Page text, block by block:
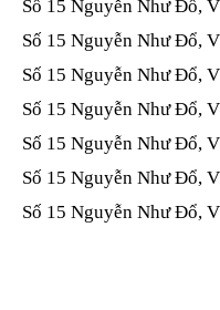
Số 15 Nguyễn Như Đổ,
Số 15 Nguyễn Như Đổ,
Số 15 Nguyễn Như Đổ,
Số 15 Nguyễn Như Đổ,
Số 15 Nguyễn Như Đổ,
Số 15 Nguyễn Như Đổ,
Số 15 Nguyễn Như Đổ,